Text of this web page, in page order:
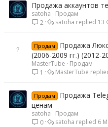
Продажа аккаунтов
satoha
Продам
2
13
satoha
Продам
Продажа
(2006-2009 гг.) (2012-
MasterTube
Продам
1
MasterTube
Продам
Продажа
ценам
satoha
Продам
0
6
satoha